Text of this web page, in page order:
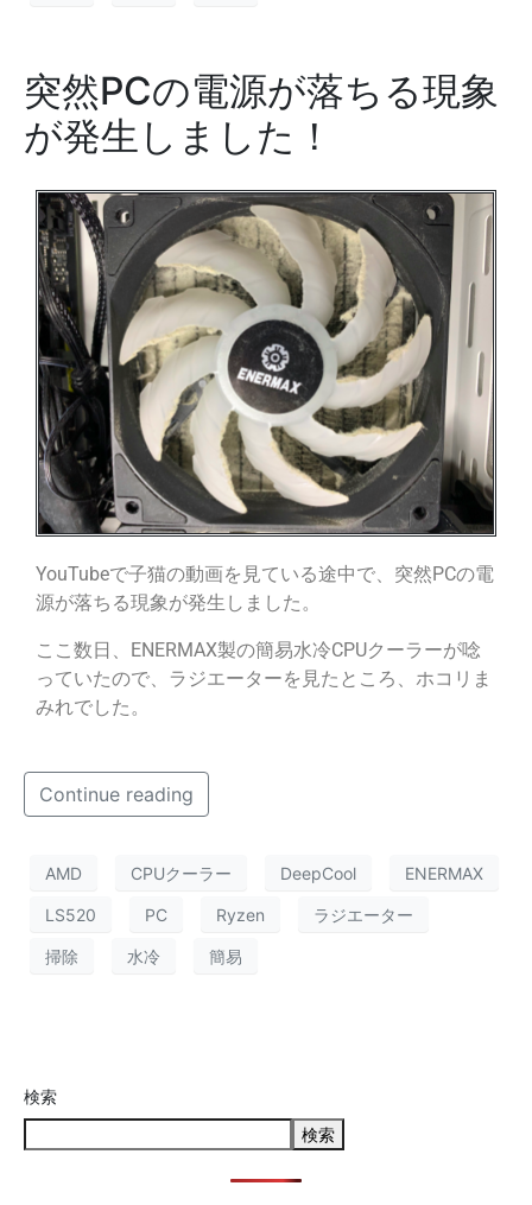
突然PCの電源が落ちる現象
が発生しました！
YouTubeで子猫の動画を見ている途中で、突然PCの電
源が落ちる現象が発生しました。
ここ数日、ENERMAX製の簡易水冷CPUクーラーが唸
っていたので、ラジエーターを見たところ、ホコリま
みれでした。
Continue reading
AMD CPUクーラー DeepCool ENERMAX
LS520 PC Ryzen ラジエーター
掃除 水冷 簡易
検索
検索